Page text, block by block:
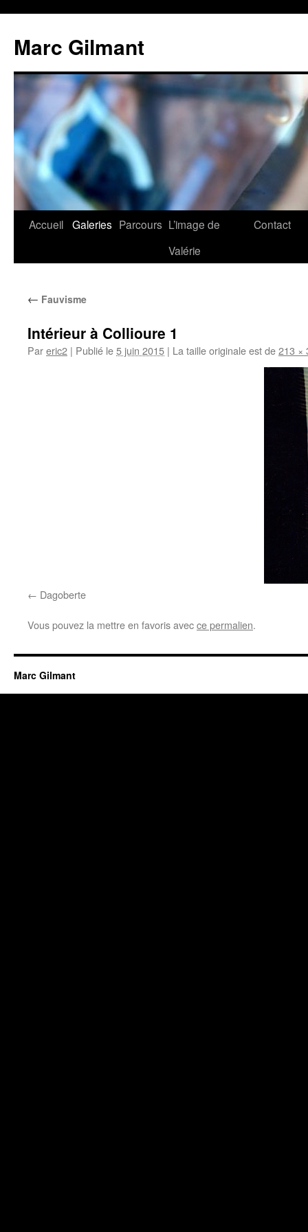
Marc Gilmant
Accueil Galeries Parcours L’image de
Valérie
Contact
← Fauvisme
Intérieur à Collioure 1
Pareric2 | Publié le5 juin 2015 | La taille originale est de213 ×
Dagoberte
Vous pouvez la mettre en favoris avecce permalien.
Marc Gilmant